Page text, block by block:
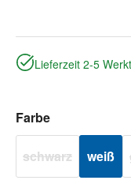
Lieferzeit 2-5
Farbeauswählen
schwarz(Diese Option ist
weiß